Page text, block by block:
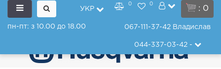
: 0
УКР
0 0
пн-пт: з 10.00 до 18.00 067-111-37-42 Владислав
044-337-03-42-